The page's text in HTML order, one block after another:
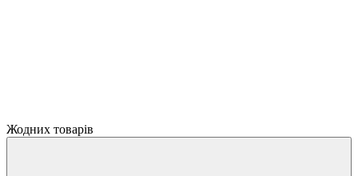
Жодних товарів